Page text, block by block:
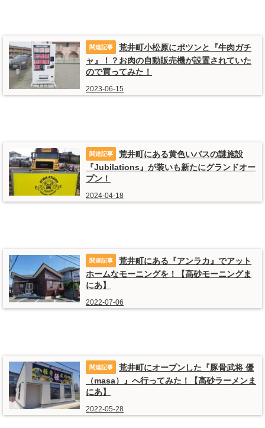
荒井町小松原にポツンと『牛肉ガチ
ャ』！？お肉の自動販売機が設置されていた
ので買ってみた！
2023-06-15
荒井町にある黄色いバスの謎施設
『Jubilations』が装いも新たにグランドオー
プン！
2024-04-18
荒井町にある『アンラカ』でアット
ホームなモーニングを！【高砂モーニングま
にあ】
2022-07-06
荒井町にオープンした『豚骨武将 優
（masa）』へ行ってみた！【高砂ラーメンま
にあ】
2022-05-28